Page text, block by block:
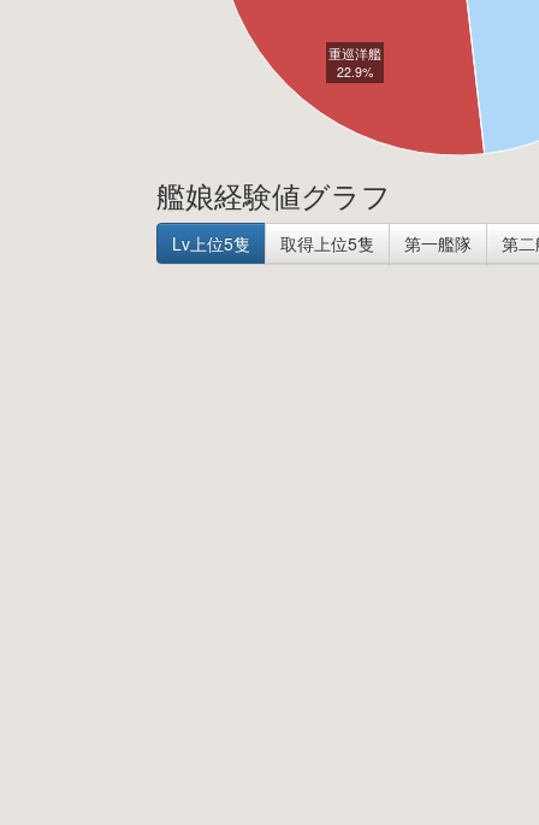
重巡洋艦
22.9%
艦娘経験値グラフ
Lv上位5隻 取得上位5隻 第一艦隊 第